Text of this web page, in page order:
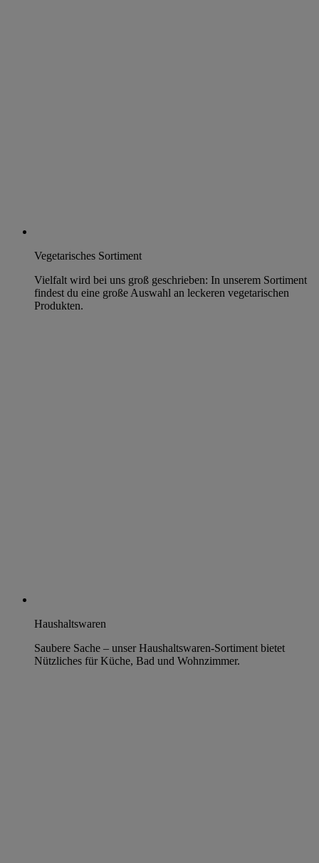
Vegetarisches Sortiment
Vielfalt wird bei uns groß geschrieben: In unserem Sortiment
findest du eine große Auswahl an leckeren vegetarischen
Produkten.
Haushaltswaren
Saubere Sache – unser Haushaltswaren-Sortiment bietet
Nützliches für Küche, Bad und Wohnzimmer.